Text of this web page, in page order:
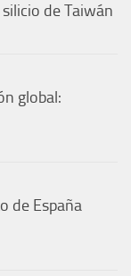
de Taiwán
global:
de España